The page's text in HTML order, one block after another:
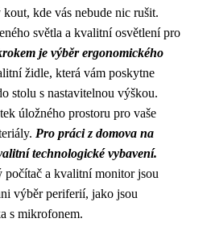
kde vás nebude nic rušit.
světla a kvalitní osvětlení pro
je výběr ergonomického
židle, která vám poskytne
stolu s nastavitelnou výškou.
úložného prostoru pro vaše
Pro práci z domova na
technologické vybavení.
a kvalitní monitor jsou
výběr periferií, jako jsou
s mikrofonem.